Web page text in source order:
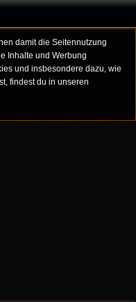
damit die Seitennutzung
Inhalte und Werbung
und insbesondere dazu, wie
findest du in unseren